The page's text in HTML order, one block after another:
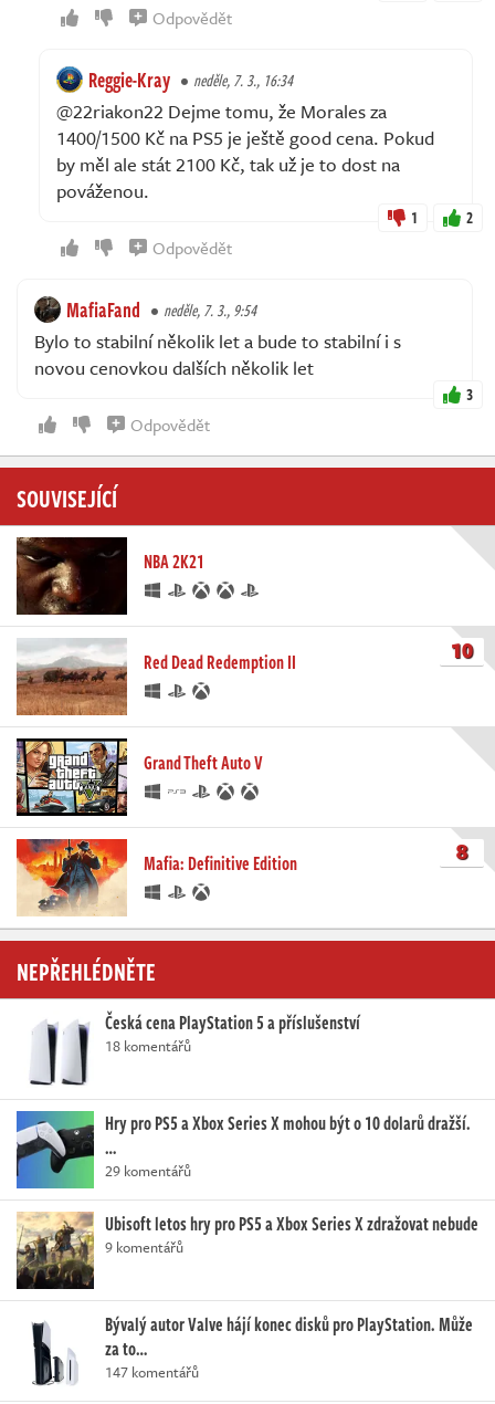
Odpovědět
Reggie-Kray neděle, 7. 3., 16:34
@22riakon22 Dejme tomu, že Morales za
1400/1500 Kč na PS5 je ještě good cena. Pokud
by měl ale stát 2100 Kč, tak už je to dost na
pováženou.
1 2
Odpovědět
MafiaFand neděle, 7. 3., 9:54
Bylo to stabilní několik let a bude to stabilní i s
novou cenovkou dalších několik let
3
Odpovědět
SOUVISEJÍCÍ
NBA 2K21
Red Dead Redemption II 10
Grand Theft Auto V
Mafia: Definitive Edition 8
NEPŘEHLÉDNĚTE
Česká cena PlayStation 5 a příslušenství
18 komentářů
Hry pro PS5 a Xbox Series X mohou být o 10 dolarů dražší.
…
29 komentářů
Ubisoft letos hry pro PS5 a Xbox Series X zdražovat nebude
9 komentářů
Bývalý autor Valve hájí konec disků pro PlayStation. Může
za to…
147 komentářů